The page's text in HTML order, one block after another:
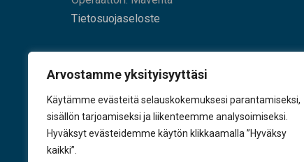
Arvostamme yksityisyyttäsi
Käytämme evästeitä selauskokemuksesi parantamiseksi,
sisällön tarjoamiseksi ja liikenteemme analysoimiseksi.
Hyväksyt evästeidemme käytön klikkaamalla ”Hyväksy
kaikki”.
Tietosuojaseloste
KÄY TYKKÄÄMÄSSÄ